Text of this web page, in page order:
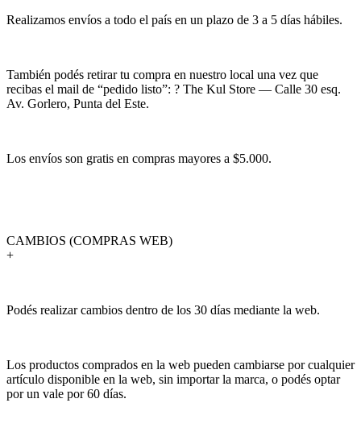
Realizamos envíos a todo el país en un plazo de 3 a 5 días hábiles.
También podés retirar tu compra en nuestro local una vez que
recibas el mail de “pedido listo”: ? The Kul Store — Calle 30 esq.
Av. Gorlero, Punta del Este.
Los envíos son gratis en compras mayores a $5.000.
CAMBIOS (COMPRAS WEB)
+
Podés realizar cambios dentro de los 30 días mediante la web.
Los productos comprados en la web pueden cambiarse por cualquier
artículo disponible en la web, sin importar la marca, o podés optar
por un vale por 60 días.